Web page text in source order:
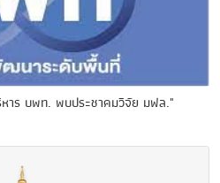
าร บพท. พบประชาคมวิจัย มฟล."